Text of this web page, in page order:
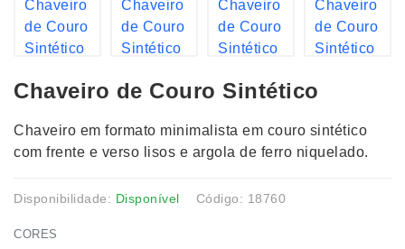
Chaveiro de Couro Sintético
Chaveiro em formato minimalista em couro sintético
com frente e verso lisos e argola de ferro niquelado.
Disponibilidade: Disponível Código: 18760
CORES